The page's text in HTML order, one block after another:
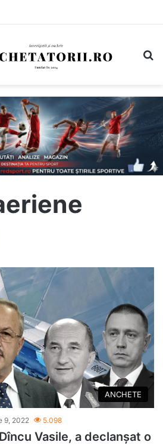
ANCHETE
9, 2022 5.098
Vasile, a declanșat o